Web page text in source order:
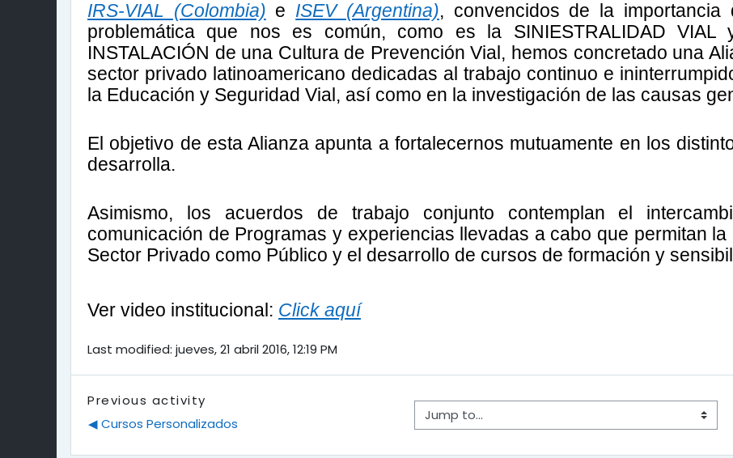
IRS-VIAL (Colombia) e ISEV (Argentina), convencidos de la
problemática que nos es común, como es la SINIESTRALIDAD
INSTALACIÓN de una Cultura de Prevención Vial, hemos concretado una
sector privado latinoamericano dedicadas al trabajo continuo e
la Educación y Seguridad Vial, así como en la investigación de las causas
El objetivo de esta Alianza apunta a fortalecernos mutuamente en los
desarrolla.
Asimismo, los acuerdos de trabajo conjunto contemplan el
comunicación de Programas y experiencias llevadas a cabo que permitan
Sector Privado como Público y el desarrollo de cursos de formación y
Ver video institucional: Click aquí
Last modified: jueves, 21 abril 2016, 12:19 PM
Previous activity
◀︎ Cursos Personalizados
Jump to...